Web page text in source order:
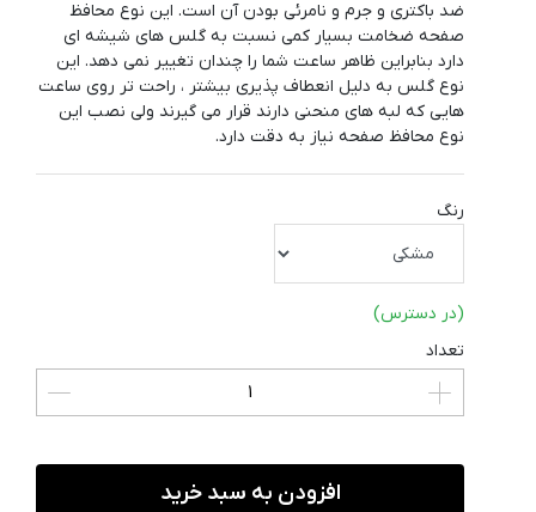
ضد باکتری و جرم و نامرئی بودن آن است. این نوع محافظ
صفحه ضخامت بسیار کمی نسبت به گلس های شیشه ای
دارد بنابراین ظاهر ساعت شما را چندان تغییر نمی دهد. این
نوع گلس به دلیل انعطاف پذیری بیشتر ، راحت تر روی ساعت
هایی که لبه های منحنی دارند قرار می گیرند ولی نصب این
نوع محافظ صفحه نیاز به دقت دارد.
رنگ
(در دسترس)
تعداد
افزودن به سبد خرید